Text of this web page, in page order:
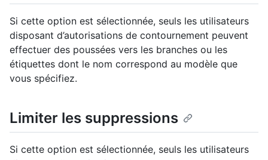
Si cette option est sélectionnée, seuls les utilisateurs
disposant d’autorisations de contournement peuvent
effectuer des poussées vers les branches ou les
étiquettes dont le nom correspond au modèle que
vous spécifiez.
Limiter les suppressions
Si cette option est sélectionnée, seuls les utilisateurs